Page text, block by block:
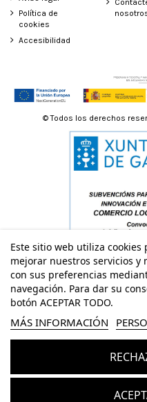
Política de
cookies
Accesibilidad
Este sitio web utiliza
mejorar nuestros servicios
con sus preferencias
navegación. Para dar su
botón ACEPTAR TODO.
MÁS INFORMACIÓN
© Todos los derechos